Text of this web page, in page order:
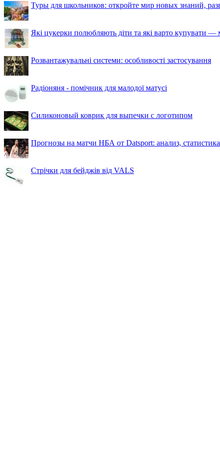
Туры для школьников: откройте мир новых знаний,
Які цукерки полюбляють діти та які варто купувати —
Розвантажувальні системи: особливості застосування
Радіоняня - помічник для малодої матусі
Силиконовый коврик для выпечки с логотипом
Прогнозы на матчи НБА от Datsport: анализ,
Стрічки для бейджів від VALS